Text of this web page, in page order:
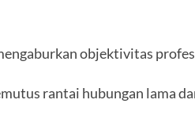
objektivitas
rantai hubungan lama